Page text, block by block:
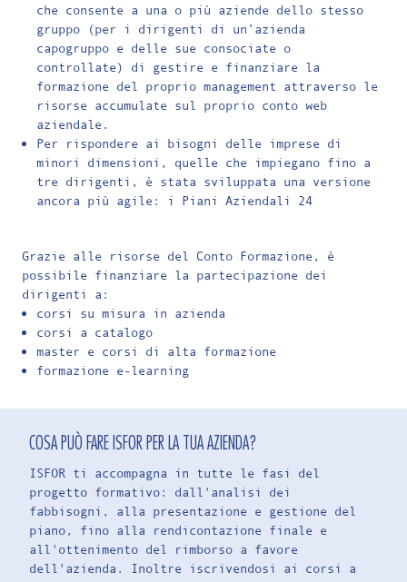
che consente a una o più aziende dello stesso
gruppo (per i dirigenti di un’azienda
capogruppo e delle sue consociate o
controllate) di gestire e finanziare la
formazione del proprio management attraverso le
risorse accumulate sul proprio conto web
aziendale.
Per rispondere ai bisogni delle imprese di
minori dimensioni, quelle che impiegano fino a
tre dirigenti, è stata sviluppata una versione
ancora più agile: i Piani Aziendali 24
Grazie alle risorse del Conto Formazione, è
possibile finanziare la partecipazione dei
dirigenti a:
corsi su misura in azienda
corsi a catalogo
master e corsi di alta formazione
formazione e-learning
COSA PUÒ FARE ISFOR PER LA TUA AZIENDA?
ISFOR ti accompagna in tutte le fasi del
progetto formativo: dall'analisi dei
fabbisogni, alla presentazione e gestione del
piano, fino alla rendicontazione finale e
all'ottenimento del rimborso a favore
dell'azienda. Inoltre iscrivendosi ai corsi a